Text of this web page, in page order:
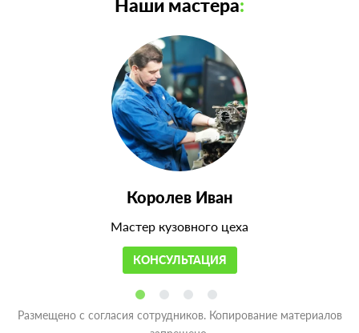
Наши мастера:
Королев Иван
Мастер кузовного цеха
КОНСУЛЬТАЦИЯ
Размещено с согласия сотрудников. Копирование материалов